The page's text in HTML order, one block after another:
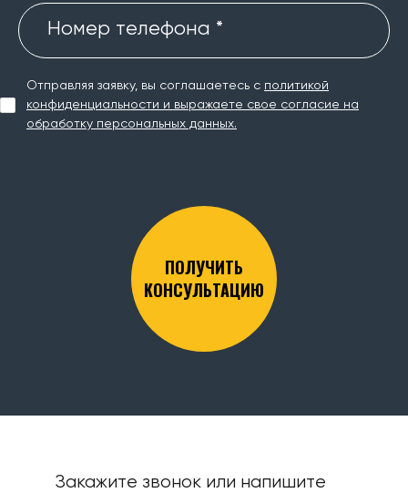
Номер телефона *
Отправляя заявку, вы соглашаетесь с политикой
конфиденциальности и выражаете свое согласие на
обработку персональных данных.
ПОЛУЧИТЬ
КОНСУЛЬТАЦИЮ
Закажите звонок или напишите